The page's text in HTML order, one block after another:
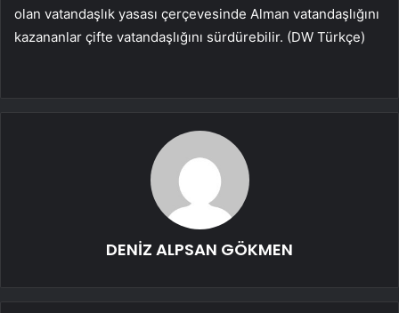
olan vatandaşlık yasası çerçevesinde Alman vatandaşlığını
kazananlar çifte vatandaşlığını sürdürebilir. (DW Türkçe)
DENİZ ALPSAN GÖKMEN